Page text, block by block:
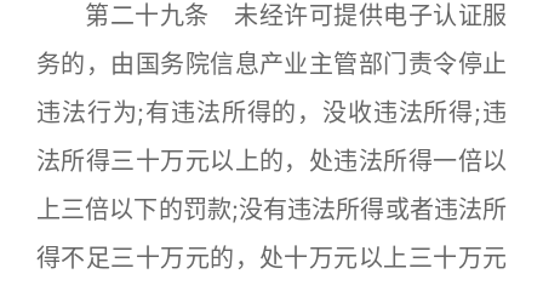
第二十九条 未经许可提供电子认证服
务的，由国务院信息产业主管部门责令停止
违法行为;有违法所得的，没收违法所得;违
法所得三十万元以上的，处违法所得一倍以
上三倍以下的罚款;没有违法所得或者违法所
得不足三十万元的，处十万元以上三十万元